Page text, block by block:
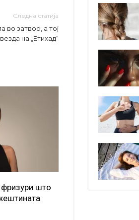
Следна статија
во затвор, а тој
на „Етихад“
фризури што